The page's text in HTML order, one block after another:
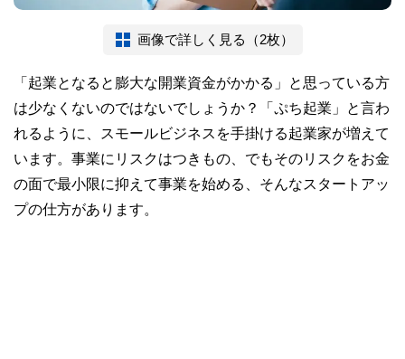
画像で詳しく見る（2枚）
「起業となると膨大な開業資金がかかる」と思っている方
は少なくないのではないでしょうか？「ぷち起業」と言わ
れるように、スモールビジネスを手掛ける起業家が増えて
います。事業にリスクはつきもの、でもそのリスクをお金
の面で最小限に抑えて事業を始める、そんなスタートアッ
プの仕方があります。